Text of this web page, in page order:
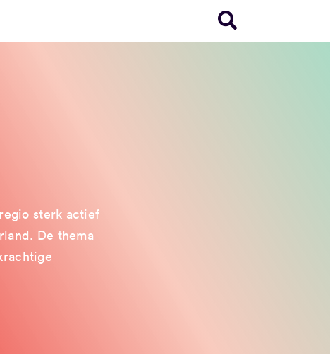
sterk actief
De thema